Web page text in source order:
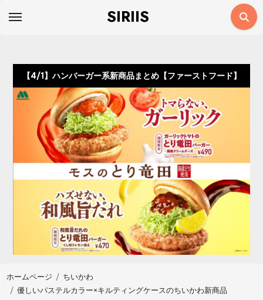
SIRIIS
【4/1】ハンバーガー系新商品まとめ【ファーストフード】
ホームページ
ちいかわ
優しいパステルカラー×キルティングケースのちいかわ新商品